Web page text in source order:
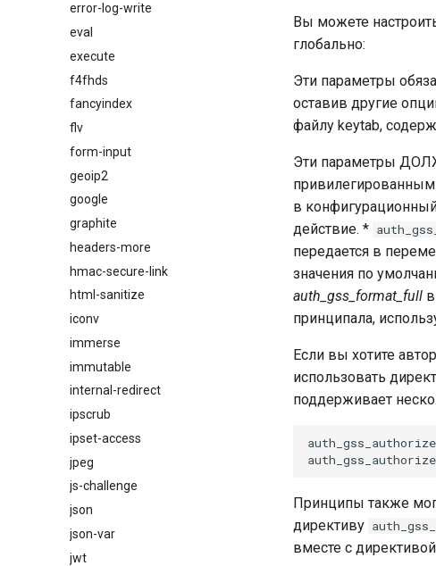
error-log-write
eval
execute
f4fhds
fancyindex
flv
form-input
geoip2
google
graphite
headers-more
hmac-secure-link
html-sanitize
iconv
immerse
immutable
internal-redirect
ipscrub
ipset-access
jpeg
js-challenge
json
json-var
jwt
Вы можете
глобально:
Эти параметры
оставив другие
файлу keytab,
Эти параметры
в
действие. *
передается в
значения по
auth_gss_format_full
принципала,
Если вы хотите
использовать
поддерживает
Принципы также
директиву
вместе с директивой